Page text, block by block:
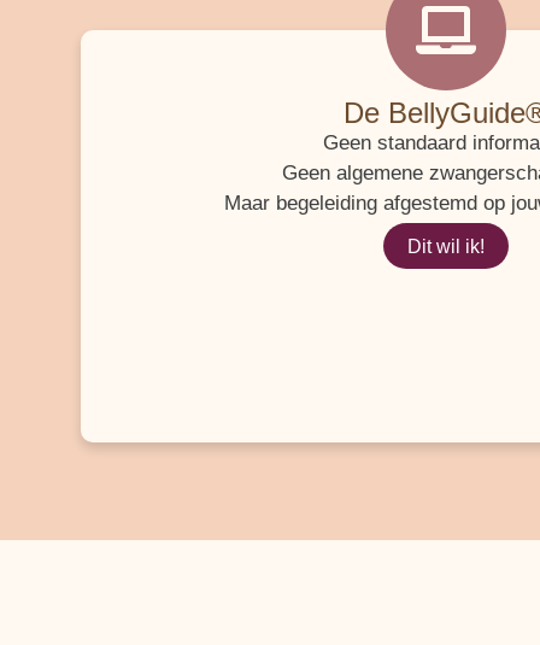
De
Geen standaard
Geen algemene
Maar begeleiding afgestemd op
Dit wil ik!